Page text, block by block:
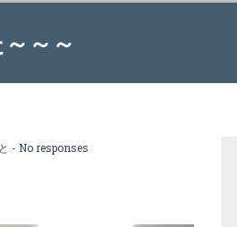
～～
- No responses